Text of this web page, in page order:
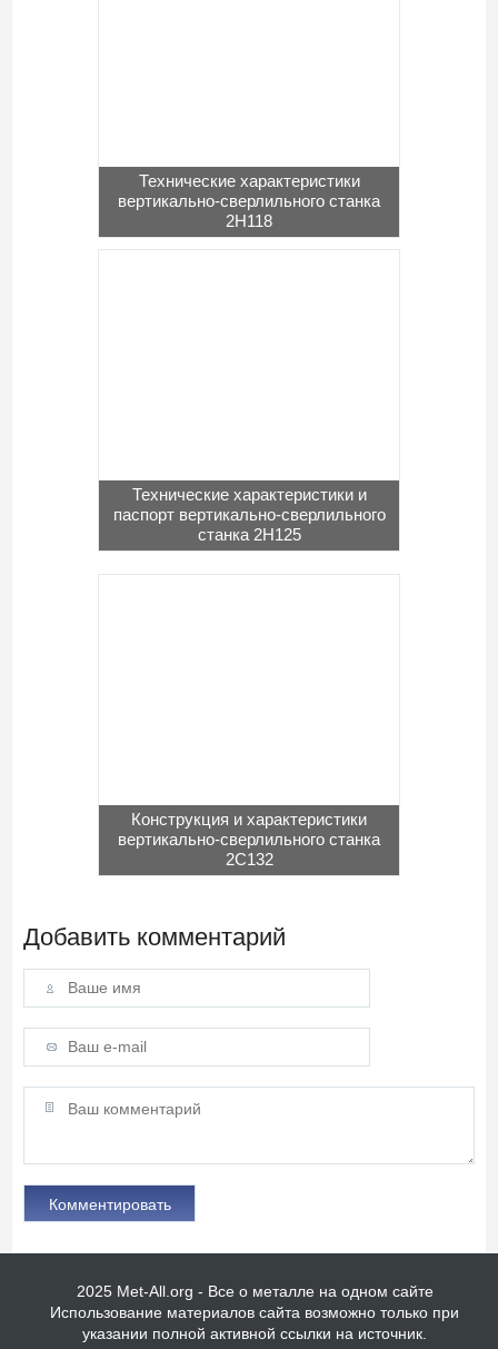
Технические характеристики
вертикально-сверлильного станка
2Н118
Технические характеристики и
паспорт вертикально-сверлильного
станка 2Н125
Конструкция и характеристики
вертикально-сверлильного станка
2С132
Добавить комментарий
2025 Met-All.org - Все о металле на одном сайте
Использование материалов сайта возможно только при
указании полной активной ссылки на источник.